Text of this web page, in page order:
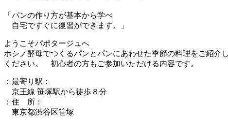
「パンの作り方が基本から学べ
自宅ですぐに復習ができます。」
ようこそパポタージュへ
ホシノ酵母でつくるパンとパンにあわせた季節の料理をご紹
ください。 初心者の方もご参加いただける内容です。
：最寄り駅：
京王線 笹塚駅から徒歩８分
：住 所：
東京都渋谷区笹塚